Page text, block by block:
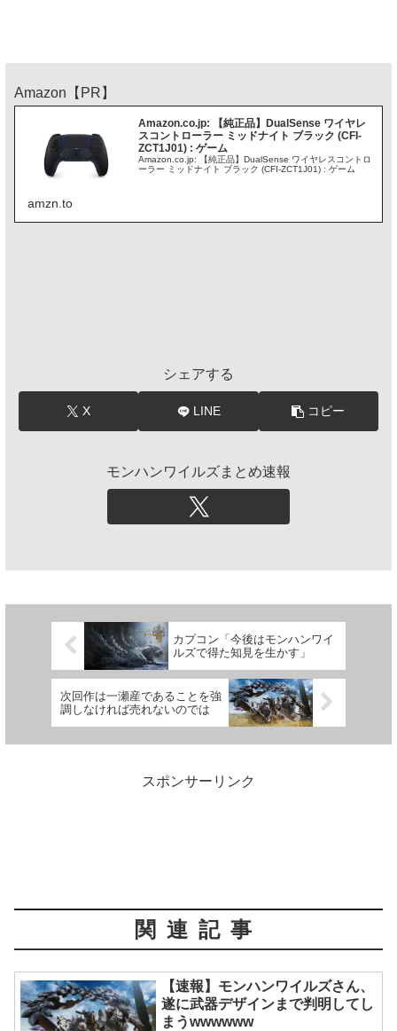
Amazon【PR】
Amazon.co.jp: 【純正品】DualSense ワイヤレ
スコントローラー ミッドナイト ブラック (CFI-
ZCT1J01) : ゲーム
Amazon.co.jp: 【純正品】DualSense ワイヤレスコントロ
ーラー ミッドナイト ブラック (CFI-ZCT1J01) : ゲーム
amzn.to
シェアする
X LINE コピー
モンハンワイルズまとめ速報
カプコン「今後はモンハンワイ
ルズで得た知見を生かす」
次回作は一瀬産であることを強
調しなければ売れないのでは
スポンサーリンク
関連記事
【速報】モンハンワイルズさん、
遂に武器デザインまで判明してし
まうwwwwww